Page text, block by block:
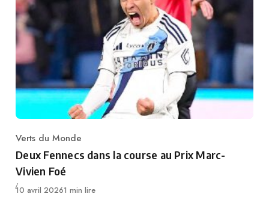
Category
Verts du Monde
Deux Fennecs dans la course au Prix Marc-
Vivien Foé
Publié
10 avril 20261 min lire